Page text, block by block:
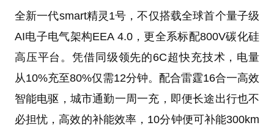
全新一代smart精灵1号，不仅搭载全球首个量子级
AI电子电气架构EEA 4.0，更全系标配800V碳化硅
高压平台。凭借同级领先的6C超快充技术，电量
从10%充至80%仅需12分钟。配合雷霆16合一高效
智能电驱，城市通勤一周一充，即便长途出行也不
必担忧，高效的补能效率，10分钟便可补能300km